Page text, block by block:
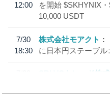
12:00
を開始 $SKHYNIX
10,000 USDT
7/30
18:30
株式会社モアクト
に日本円ステーブ
7/29
SBI VCトレード株